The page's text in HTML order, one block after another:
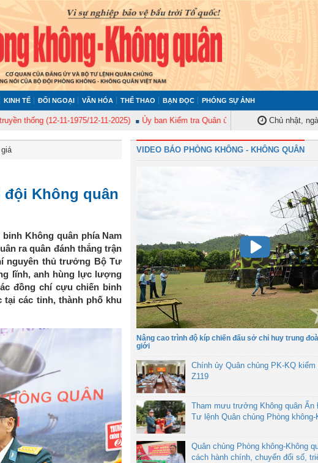
KINH TẾ ĐỐI NGOẠI VĂN HÓA THỂ THAO BẠN ĐỌC PHÓNG SỰ ẢNH
(12-11-1975/12-11-2025) Ủy ban Kiểm tra Quân ủy Trung ương tập huấn nghiệp vụ
Chủ nhật,
đội Không quân
Không quân phía Nam
ra quân đánh thắng trận
nguyên thủ trưởng Bộ Tư
lĩnh, anh hùng lực lượng
đồng chí cựu chiến binh
tại các tỉnh, thành phố khu
VIDEO BÁO PHÒNG KHÔNG - KHÔNG QUÂN
Nâng cao trình độ kíp chiến đấu sở chỉ huy trung
giới
Chính ủy Quân chủng PK-KQ kiểm
Z119
Tham mưu trưởng Không quân
Tư lệnh Quân chủng Phòng không-
Quân chủng Phòng không-Không
cách hành chính, chuyển đổi số,